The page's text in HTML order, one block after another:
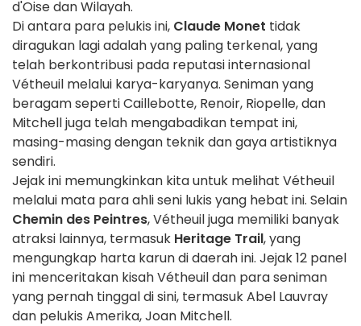
d'Oise dan Wilayah.
Di antara para pelukis ini, Claude Monet tidak
diragukan lagi adalah yang paling terkenal, yang
telah berkontribusi pada reputasi internasional
Vétheuil melalui karya-karyanya. Seniman yang
beragam seperti Caillebotte, Renoir, Riopelle, dan
Mitchell juga telah mengabadikan tempat ini,
masing-masing dengan teknik dan gaya artistiknya
sendiri.
Jejak ini memungkinkan kita untuk melihat Vétheuil
melalui mata para ahli seni lukis yang hebat ini. Selain
Chemin des Peintres, Vétheuil juga memiliki banyak
atraksi lainnya, termasuk Heritage Trail, yang
mengungkap harta karun di daerah ini. Jejak 12 panel
ini menceritakan kisah Vétheuil dan para seniman
yang pernah tinggal di sini, termasuk Abel Lauvray
dan pelukis Amerika, Joan Mitchell.